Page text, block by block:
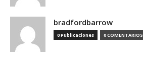
bradfordbarrow
0 Publicaciones 0 COMENTARIOS